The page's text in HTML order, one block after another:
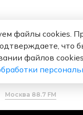
Москва 88.7 FM
файлы cookies.
что
файлов